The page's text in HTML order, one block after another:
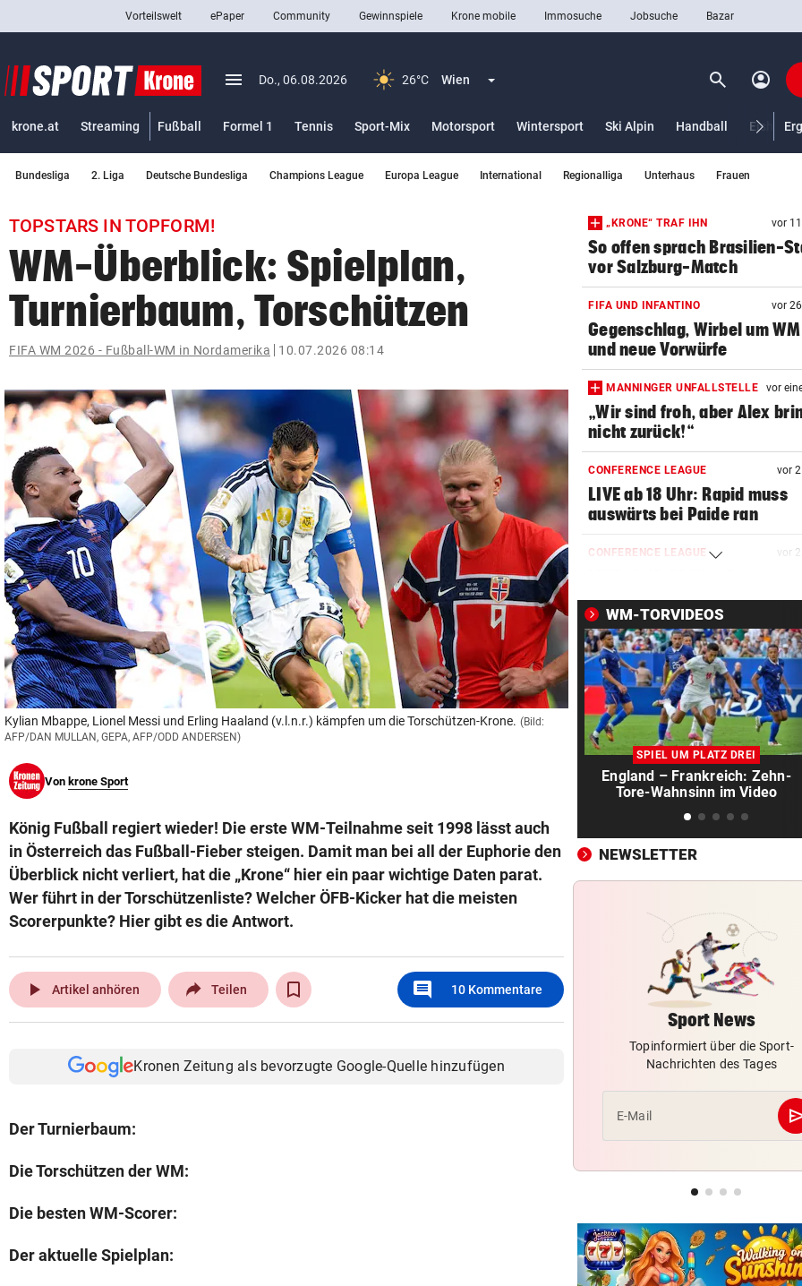
closeSchließen
Abonnieren
bookmark Merkliste
Suchbegriff
eingeben
© Krone Multimedia GmbH & Co KG 2026
Muthgasse 2, 1190 Wien
Vorteilswelt ePaper Community Gewinnspiele Krone mobile Immosuche Jobsuche Bazar
menu Menü aufklappen
Do., 06.08.2026 26°C Wien Menü aufklappen search Suchen
account_circle
krone.at Streaming Fußball Formel 1 Tennis Sport-Mix Motorsport Wintersport Ski Alpin Handball
Bundesliga 2. Liga Deutsche Bundesliga Champions League Europa League International Regionalliga Unterhaus Frauen
TOPSTARS IN TOPFORM!
WM-Überblick: Spielplan,
Turnierbaum, Torschützen
FIFA WM 2026 - Fußball-WM in Nordamerika 10.07.2026 08:14
Kylian Mbappe, Lionel Messi und Erling Haaland (v.l.n.r.) kämpfen um die Torschützen-Krone. (Bild:
AFP/DAN MULLAN, GEPA, AFP/ODD ANDERSEN)
Von krone Sport
König Fußball regiert wieder! Die erste WM-Teilnahme seit 1998 lässt auch
in Österreich das Fußball-Fieber steigen. Damit man bei all der Euphorie den
Überblick nicht verliert, hat die „Krone“ hier ein paar wichtige Daten parat.
Wer führt in der Torschützenliste? Welcher ÖFB-Kicker hat die meisten
Scorerpunkte? Hier gibt es die Antwort.
play_arrow Artikel anhören Teilen comment 10 Kommentare
Kronen Zeitung als bevorzugte Google-Quelle hinzufügen
Der Turnierbaum:
Die Torschützen der WM:
Die besten WM-Scorer:
Der aktuelle Spielplan:
„KRONE“ TRAF IHN vor
So offen sprach Brasilien-
vor Salzburg-Match
FIFA UND INFANTINO vor
Gegenschlag, Wirbel um
und neue Vorwürfe
MANNINGER UNFALLSTELLE vor
„Wir sind froh, aber Alex
nicht zurück!“
CONFERENCE LEAGUE vor
LIVE ab 18 Uhr: Rapid muss
auswärts bei Paide ran
CONFERENCE LEAGUE vor
Jerusalem gegen Austria!
EUROPA-LEAGUE-TICKER vor
LIVE ab 19 Uhr: Red Bull
gegen FC Pafos!
DAS SAGT STURM-COACH vor 7
Charakterprobe! „Das
die Mannschaft“
WIEDERHOLUNGSTÄTER
Nach Eklat: Sperre gegen
Eto‘o aufgehoben
CHAMPIONS-LEAGUE-QUALI vor
Istanbul ohne Chance
FRÜCHTL „NEUER ZWEIER“
Red Bull Salzburg hat neuen
Tormann gefunden
WM-TORVIDEOS
SPIEL UM PLATZ DREI
England – Frankreich: Zehn-
Tore-Wahnsinn im Video
NEWSLETTER
Sport News
Topinformiert über die Sport-
Nachrichten des Tages
E-Mail